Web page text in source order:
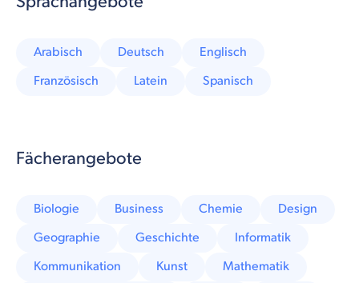
Arabisch Deutsch
Englisch
Französisch
Latein Spanisch
Fächerangebote
Biologie Business Chemie
Design
Geographie
Geschichte
Informatik
Kommunikation
Kunst
Mathematik